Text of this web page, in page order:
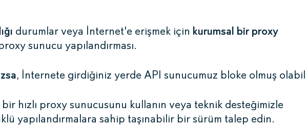
durumlar veya İnternet'e erişmek için kurumsal bir proxy
sunucu yapılandırması.
, İnternete girdiğiniz yerde API sunucumuz bloke olmuş
hızlı proxy sunucusunu kullanın veya teknik desteğimizle
yapılandırmalara sahip taşınabilir bir sürüm talep edin.